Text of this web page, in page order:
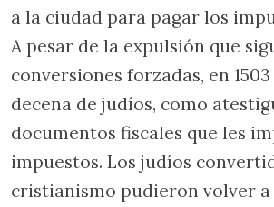
a la ciudad para pagar los
A pesar de la expulsión que
conversiones forzadas, en
decena de judíos, como
documentos fiscales que les
impuestos. Los judíos
cristianismo pudieron volver a